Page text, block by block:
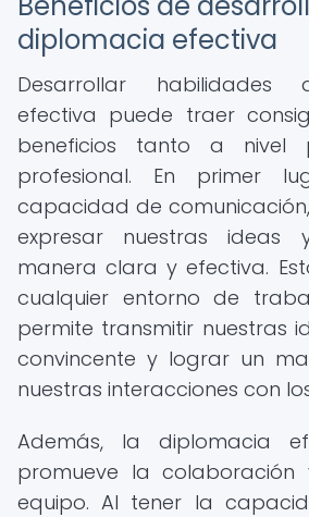
diplomacia efectiva
Desarrollar habilidades
efectiva puede traer
beneficios tanto a nivel
profesional. En primer
capacidad de
expresar nuestras ideas
manera clara y efectiva.
cualquier entorno de
permite transmitir nuestras
convincente y lograr un
nuestras interacciones con
Además, la diplomacia
promueve la
equipo. Al tener la